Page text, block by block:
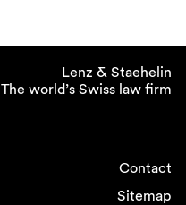
Lenz & Staehelin
The world’s Swiss law firm
Contact
Sitemap